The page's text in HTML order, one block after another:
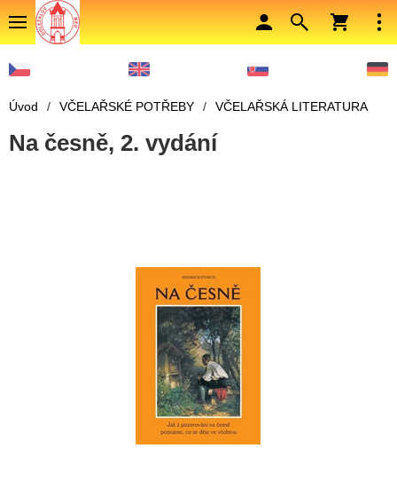
Úvod / VČELAŘSKÉ POTŘEBY / VČELAŘSKÁ LITERATURA
Na česně, 2. vydání